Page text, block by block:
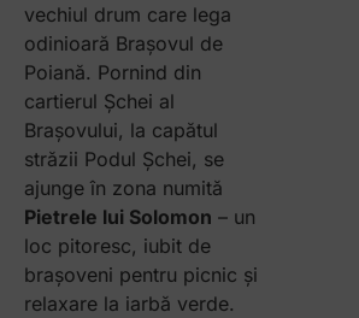
vechiul drum care lega
odinioară Brașovul de
Poiană. Pornind din
cartierul Șchei al
Brașovului, la capătul
străzii Podul Șchei, se
ajunge în zona numită
Pietrele lui Solomon – un
loc pitoresc, iubit de
brașoveni pentru picnic și
relaxare la iarbă verde.